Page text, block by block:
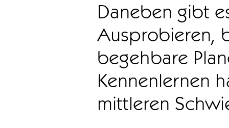
Daneben gibt
Ausprobieren,
begehbare
Kennenlernen
mittleren